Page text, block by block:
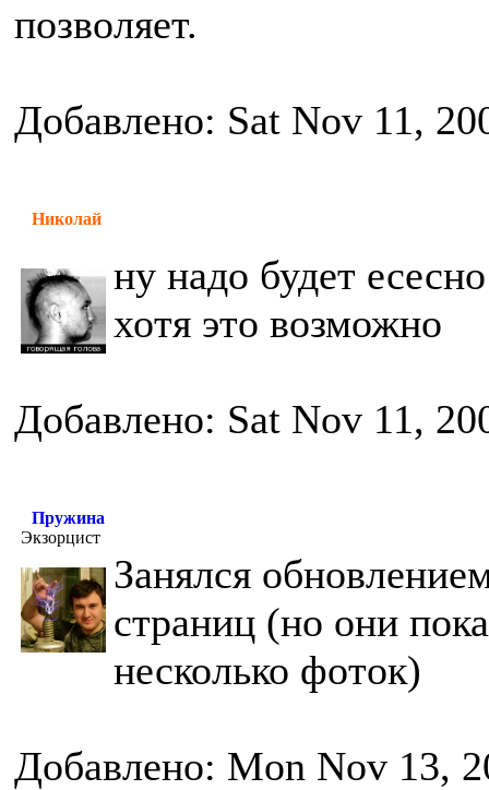
позволяет.
Добавлено: Sat Nov 11,
Николай
ну надо будет
хотя это возможно
Добавлено: Sat Nov 11,
Пружина
Экзорцист
Занялся
страниц (но они
несколько фоток)
Добавлено: Mon Nov 13,